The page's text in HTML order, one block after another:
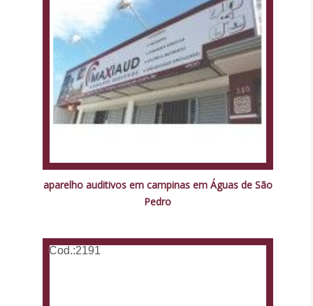
aparelho auditivos em campinas em Águas de São
Pedro
Cod.:2191